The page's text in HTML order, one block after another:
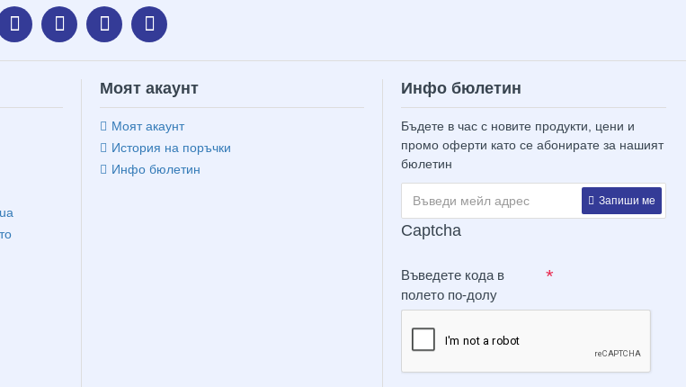
Моят акаунт
Моят акаунт
История на поръчки
Инфо бюлетин
Инфо бюлетин
Бъдете в час с новите продукти, цени и
промо оферти като се абонирате за нашият
бюлетин
Запиши ме
Captcha
Въведете кода в
полето по-долу